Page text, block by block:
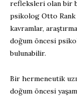
refleksleri olan bir
psikolog Otto Rank
kavramlar,
doğum öncesi
bulunabilir.
Bir hermeneutik
doğum öncesi